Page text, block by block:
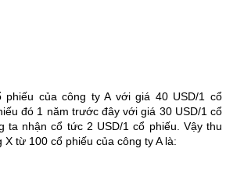
của công ty A với giá 40 USD/1 cổ
đó 1 năm trước đây với giá 30 USD/1 cổ
ta nhận cổ tức 2 USD/1 cổ phiếu. Vậy thu
từ 100 cổ phiếu của công ty A là: